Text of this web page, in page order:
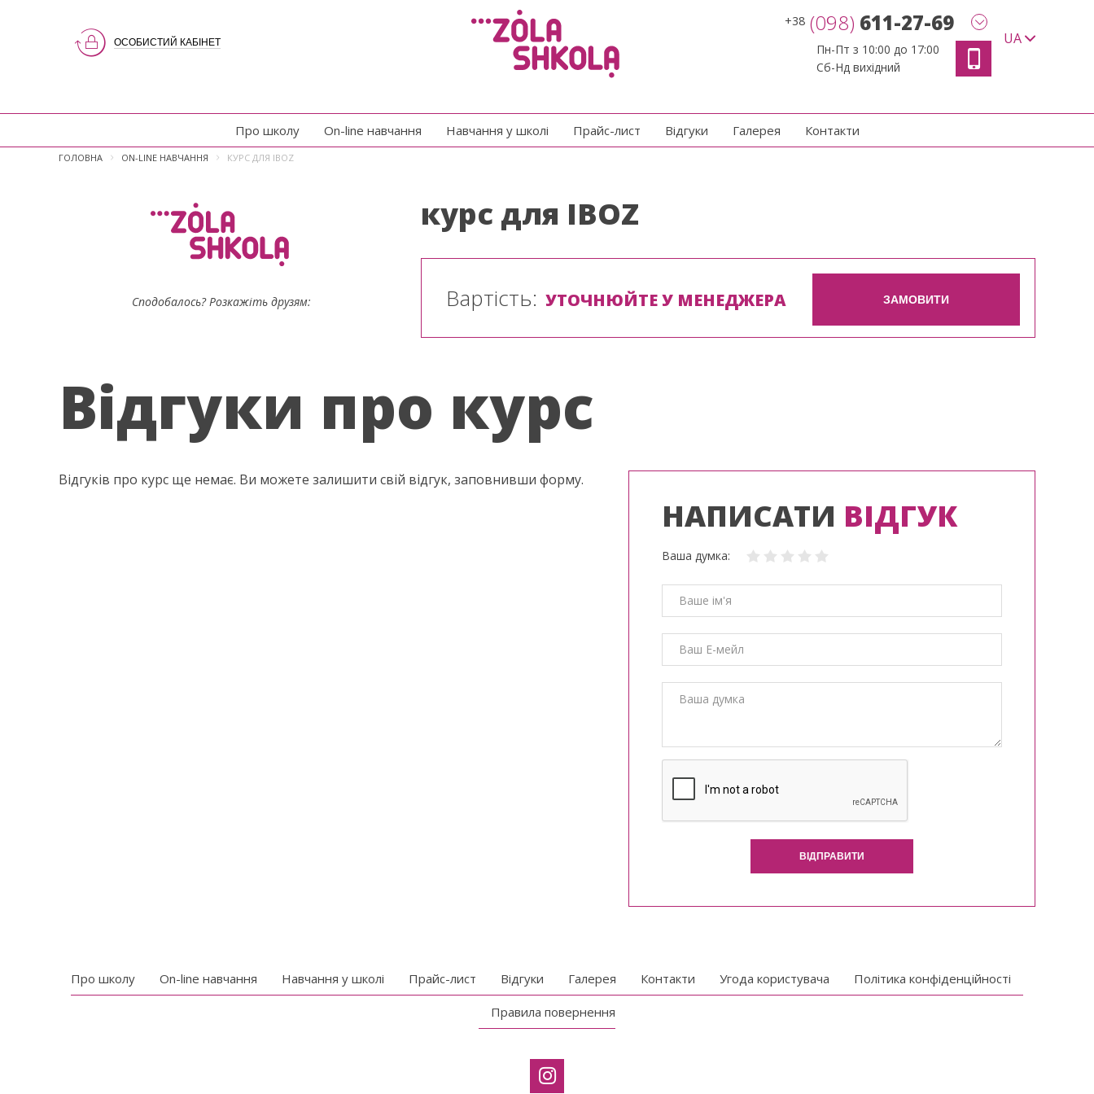
ОСОБИСТИЙ КАБІНЕТ
+38 (098) 611-27-69
Пн-Пт з 10:00 до 17:00
Сб-Нд вихідний
UA
Про школу On-line навчання Навчання у школі Прайс-лист Відгуки Галерея Контакти
ГОЛОВНА ON-LINE НАВЧАННЯ КУРС ДЛЯ IBOZ
Сподобалось? Розкажіть друзям:
курс для IBOZ
ЗАМОВИТИ
Вартість: УТОЧНЮЙТЕ У МЕНЕДЖЕРА
Відгуки про курс
Відгуків про курс ще немає. Ви можете залишити свій відгук, заповнивши форму.
НАПИСАТИ ВІДГУК
Ваша думка:
ВІДПРАВИТИ
Про школу On-line навчання Навчання у школі Прайс-лист Відгуки Галерея Контакти Угода користувача Політика конфіденційності
Правила повернення